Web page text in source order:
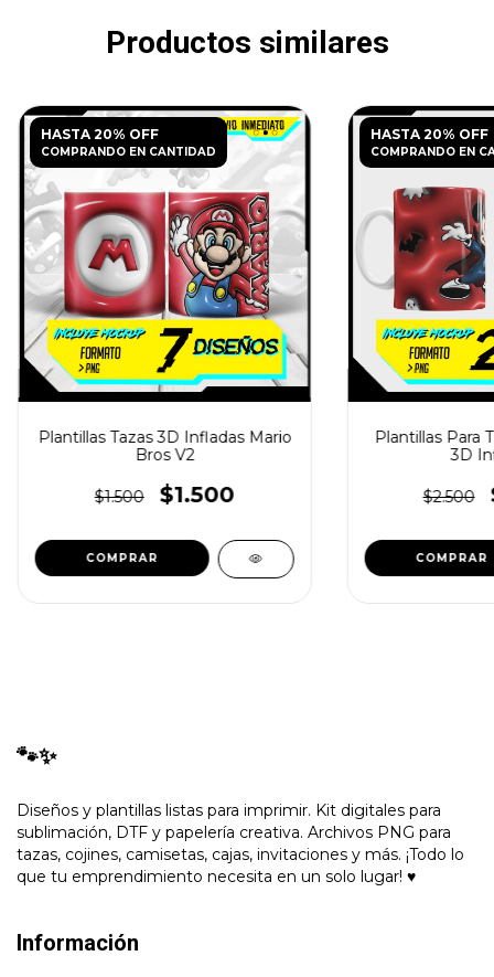
Productos similares
HASTA 20% OFF
COMPRANDO EN CANTIDAD
Plantillas Tazas 3D Infladas Mario
Bros V2
$1.500 $1.500
HASTA 20% OFF
COMPRANDO EN
Plantillas Para
3D
$2.500
🐾✨
Diseños y plantillas listas para imprimir. Kit digitales para
sublimación, DTF y papelería creativa. Archivos PNG para
tazas, cojines, camisetas, cajas, invitaciones y más. ¡Todo lo
que tu emprendimiento necesita en un solo lugar! ♥
Información